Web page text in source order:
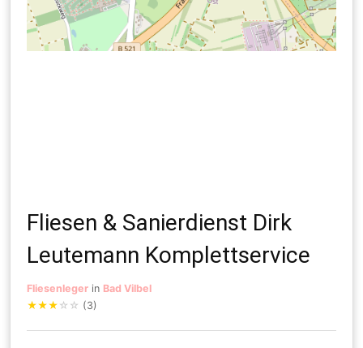
Fliesen & Sanierdienst Dirk
Leutemann Komplettservice
Fliesenleger in Bad Vilbel
★★★ ☆ ☆ (3)